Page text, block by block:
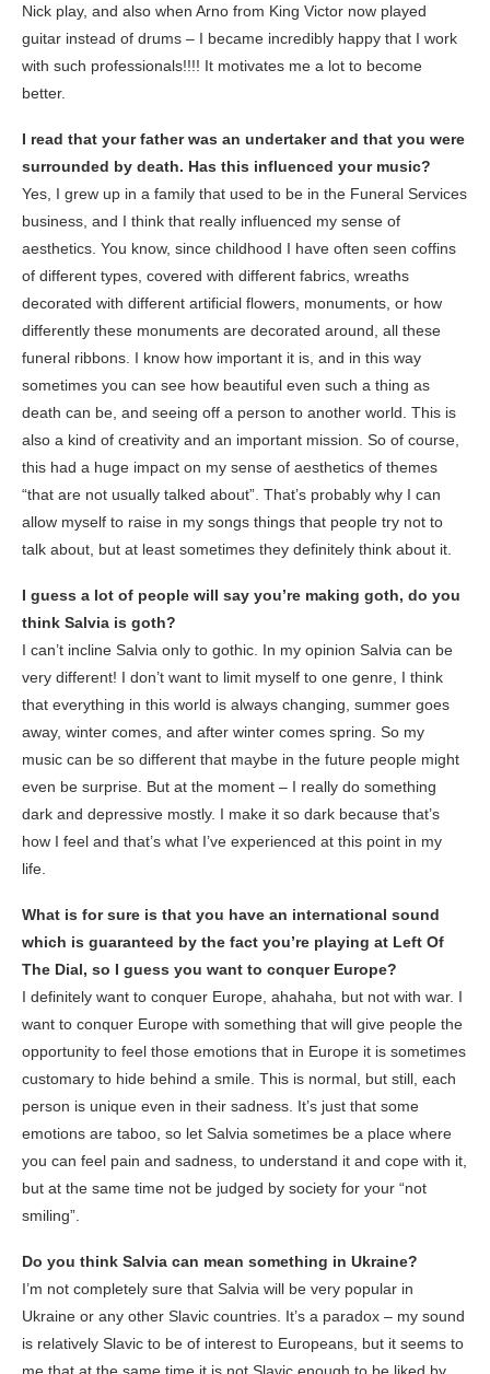
Nick play, and also when Arno from King Victor now played
guitar instead of drums – I became incredibly happy that I work
with such professionals!!!! It motivates me a lot to become
better.
I read that your father was an undertaker and that you were
surrounded by death. Has this influenced your music?
Yes, I grew up in a family that used to be in the Funeral Services
business, and I think that really influenced my sense of
aesthetics. You know, since childhood I have often seen coffins
of different types, covered with different fabrics, wreaths
decorated with different artificial flowers, monuments, or how
differently these monuments are decorated around, all these
funeral ribbons. I know how important it is, and in this way
sometimes you can see how beautiful even such a thing as
death can be, and seeing off a person to another world. This is
also a kind of creativity and an important mission. So of course,
this had a huge impact on my sense of aesthetics of themes
“that are not usually talked about”. That’s probably why I can
allow myself to raise in my songs things that people try not to
talk about, but at least sometimes they definitely think about it.
I guess a lot of people will say you’re making goth, do you
think Salvia is goth?
I can’t incline Salvia only to gothic. In my opinion Salvia can be
very different! I don’t want to limit myself to one genre, I think
that everything in this world is always changing, summer goes
away, winter comes, and after winter comes spring. So my
music can be so different that maybe in the future people might
even be surprise. But at the moment – I really do something
dark and depressive mostly. I make it so dark because that’s
how I feel and that’s what I’ve experienced at this point in my
life.
What is for sure is that you have an international sound
which is guaranteed by the fact you’re playing at Left Of
The Dial, so I guess you want to conquer Europe?
I definitely want to conquer Europe, ahahaha, but not with war. I
want to conquer Europe with something that will give people the
opportunity to feel those emotions that in Europe it is sometimes
customary to hide behind a smile. This is normal, but still, each
person is unique even in their sadness. It’s just that some
emotions are taboo, so let Salvia sometimes be a place where
you can feel pain and sadness, to understand it and cope with it,
but at the same time not be judged by society for your “not
smiling”.
Do you think Salvia can mean something in Ukraine?
I’m not completely sure that Salvia will be very popular in
Ukraine or any other Slavic countries. It’s a paradox – my sound
is relatively Slavic to be of interest to Europeans, but it seems to
me that at the same time it is not Slavic enough to be liked by